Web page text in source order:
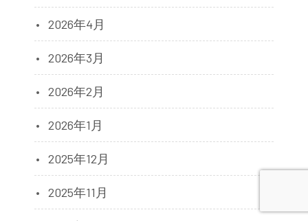
2026年4月
2026年3月
2026年2月
2026年1月
2025年12月
2025年11月